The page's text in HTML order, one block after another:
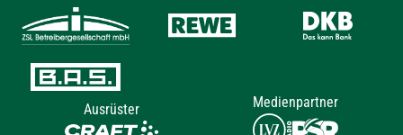
Ausrüster Medienpartner